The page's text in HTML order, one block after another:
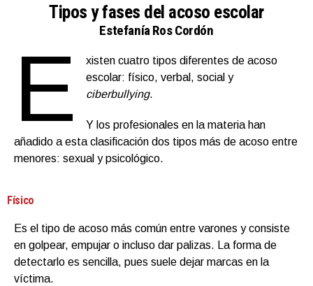
Tipos y fases del acoso escolar
Estefanía Ros Cordón
E
xisten cuatro tipos diferentes de acoso
escolar: físico, verbal, social y
ciberbullying.
Y los profesionales en la materia han
añadido a esta clasificación dos tipos más de acoso entre
menores: sexual y psicológico.
Físico
Es el tipo de acoso más común entre varones y consiste
en golpear, empujar o incluso dar palizas. La forma de
detectarlo es sencilla, pues suele dejar marcas en la
víctima.